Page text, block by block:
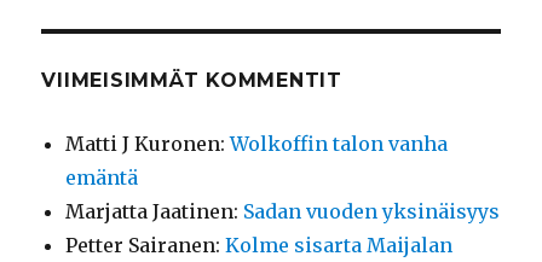
VIIMEISIMMÄT KOMMENTIT
Matti J Kuronen:Wolkoffin talon vanha
emäntä
Marjatta Jaatinen: Sadan vuoden yksinäisyys
Petter Sairanen:Kolme sisarta Maijalan